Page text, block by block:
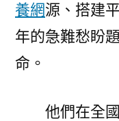
養網源、搭建
年的急難愁盼
命。
他們在全